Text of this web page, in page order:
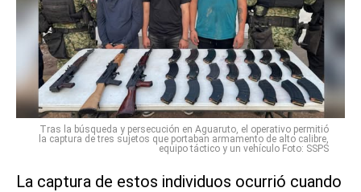
Tras la búsqueda y persecución en Aguaruto, el operativo permitió
la captura de tres sujetos que portaban armamento de alto calibre,
equipo táctico y un vehículo Foto: SSPS
La captura de estos individuos ocurrió cuando